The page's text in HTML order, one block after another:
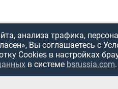
анализа трафика,
Вы соглашаетесь с
Cookies в настройках
в системе bsrussia.com.